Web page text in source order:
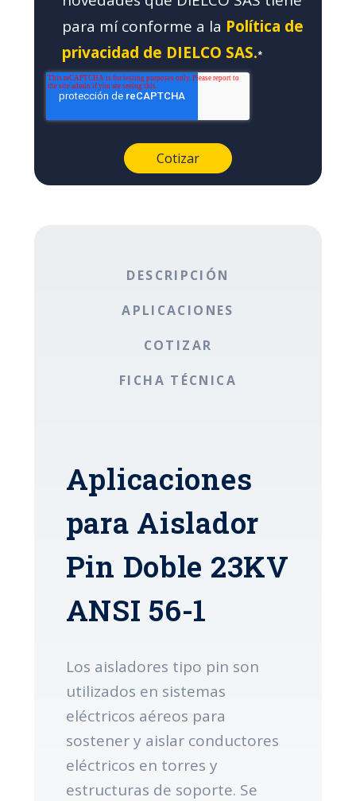
para mí conforme a la Política de
privacidad de DIELCO SAS.*
DESCRIPCIÓN
APLICACIONES
COTIZAR
FICHA TÉCNICA
Aplicaciones
para Aislador
Pin Doble 23KV
ANSI 56-1
Los aisladores tipo pin son
utilizados en sistemas
eléctricos aéreos para
sostener y aislar conductores
eléctricos en torres y
estructuras de soporte. Se